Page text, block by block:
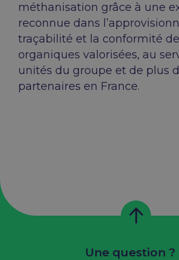
méthanisation grâce à une
reconnue dans
traçabilité et la conformité
organiques valorisées, au
unités du groupe et de plus
partenaires en France.
Une question ?